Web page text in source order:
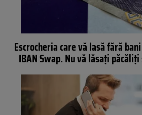
Escrocheria care vă lasă fără
IBAN Swap. Nu vă lăsați